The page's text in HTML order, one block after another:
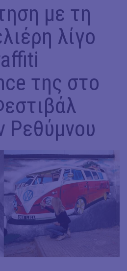
με τη
λίγο
της στο
Ρεθύμνου